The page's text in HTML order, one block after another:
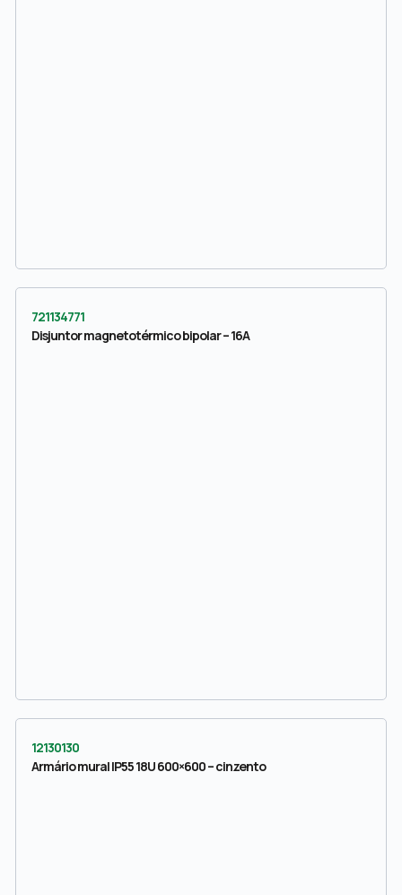
721134771
Disjuntor magnetotérmico bipolar – 16A
12130130
Armário mural IP55 18U 600×600 – cinzento